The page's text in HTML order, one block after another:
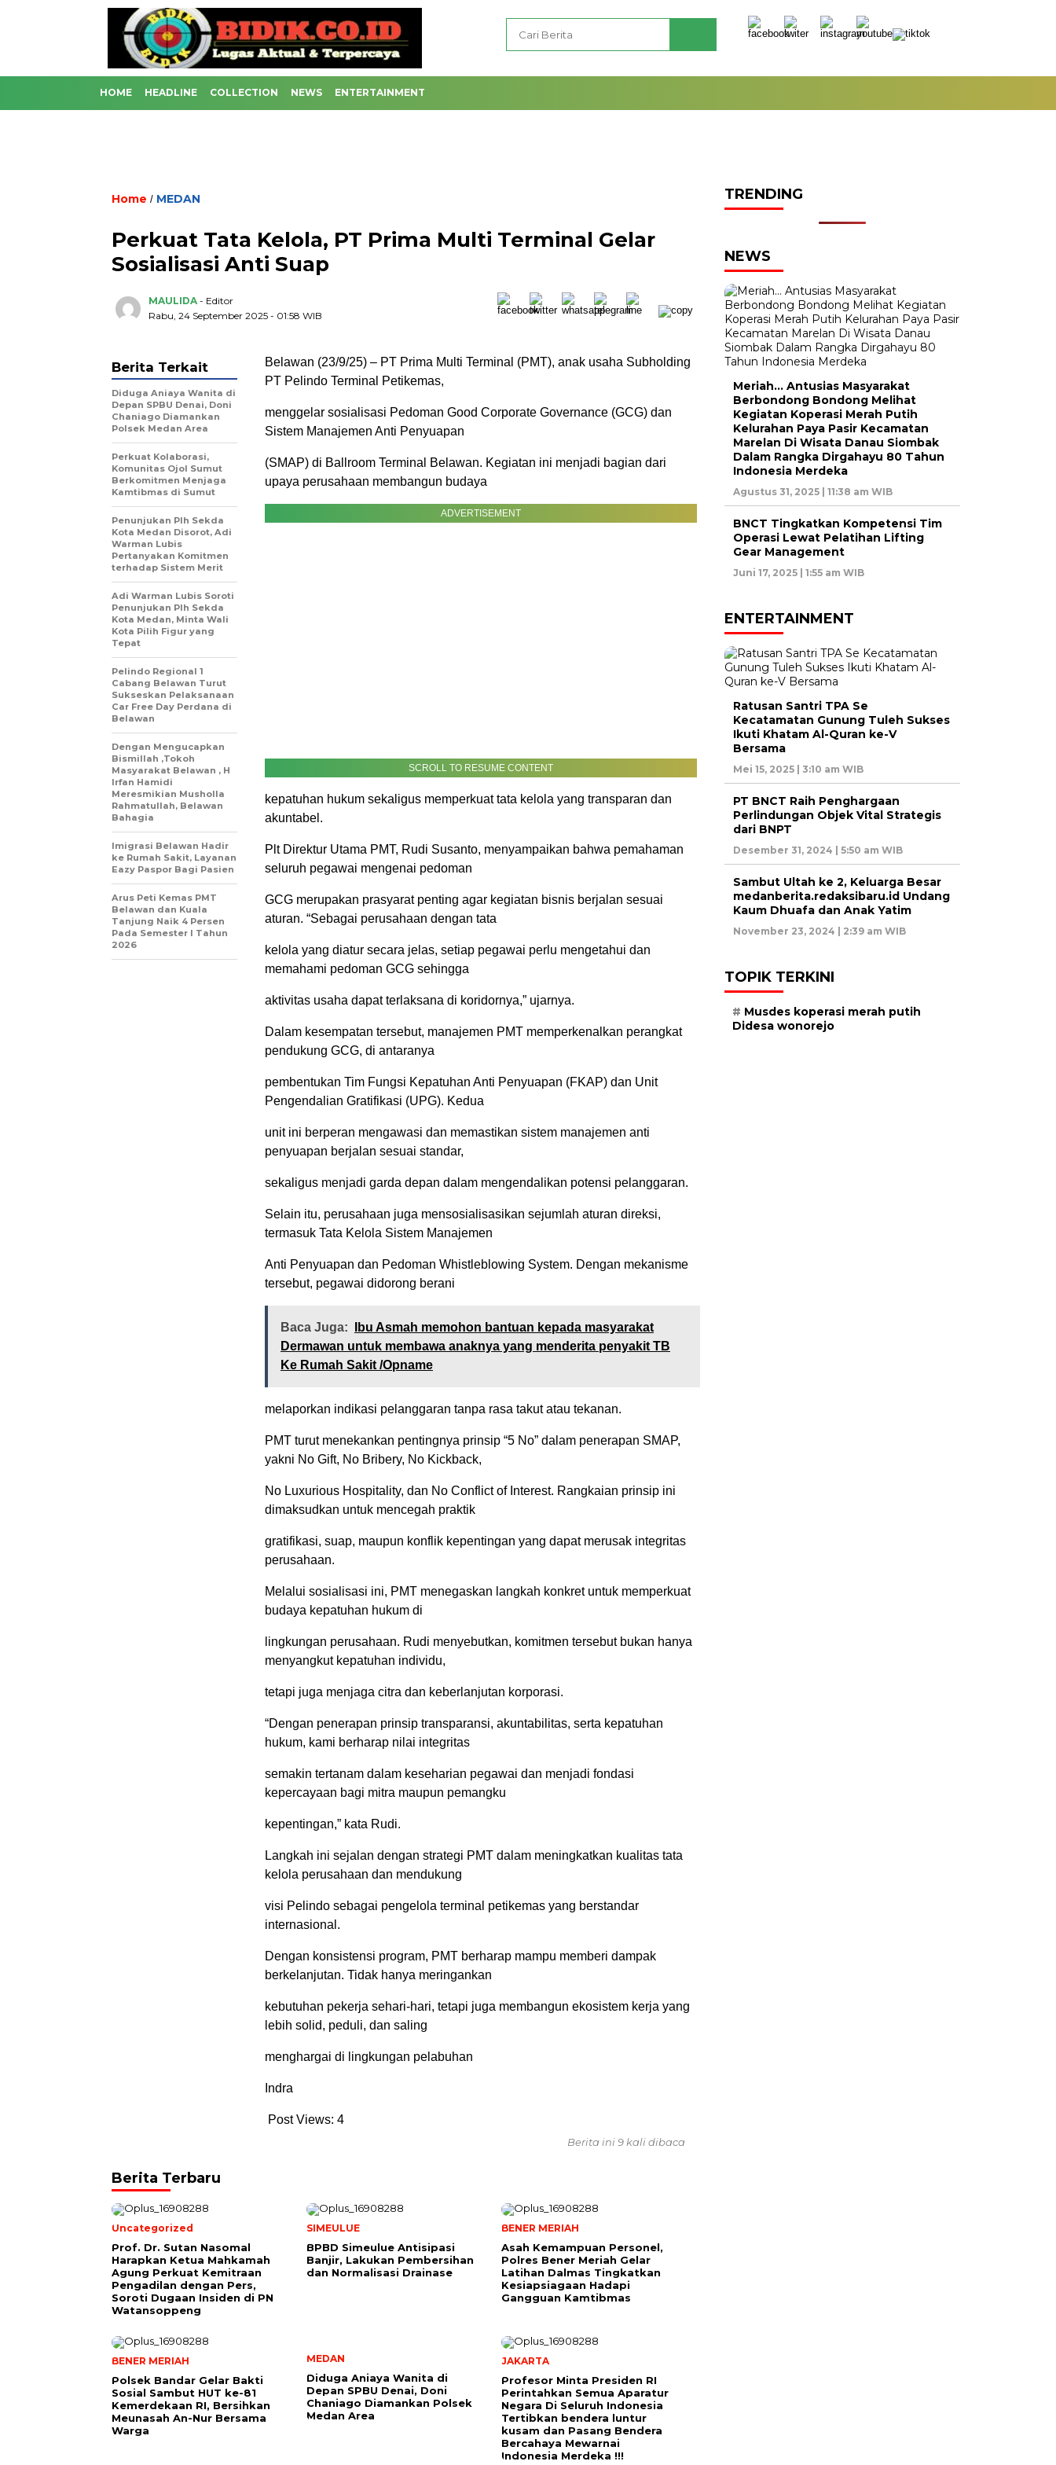
HOME HEADLINE COLLECTION NEWS ENTERTAINMENT
Home / MEDAN
Perkuat Tata Kelola, PT Prima Multi Terminal Gelar
Sosialisasi Anti Suap
MAULIDA - Editor
Rabu, 24 September 2025 - 01:58 WIB
Belawan (23/9/25) – PT Prima Multi Terminal (PMT), anak usaha Subholding
PT Pelindo Terminal Petikemas,
menggelar sosialisasi Pedoman Good Corporate Governance (GCG) dan
Sistem Manajemen Anti Penyuapan
(SMAP) di Ballroom Terminal Belawan. Kegiatan ini menjadi bagian dari
upaya perusahaan membangun budaya
ADVERTISEMENT
SCROLL TO RESUME CONTENT
kepatuhan hukum sekaligus memperkuat tata kelola yang transparan dan
akuntabel.
Plt Direktur Utama PMT, Rudi Susanto, menyampaikan bahwa pemahaman
seluruh pegawai mengenai pedoman
GCG merupakan prasyarat penting agar kegiatan bisnis berjalan sesuai
aturan. “Sebagai perusahaan dengan tata
kelola yang diatur secara jelas, setiap pegawai perlu mengetahui dan
memahami pedoman GCG sehingga
aktivitas usaha dapat terlaksana di koridornya,” ujarnya.
Dalam kesempatan tersebut, manajemen PMT memperkenalkan perangkat
pendukung GCG, di antaranya
pembentukan Tim Fungsi Kepatuhan Anti Penyuapan (FKAP) dan Unit
Pengendalian Gratifikasi (UPG). Kedua
unit ini berperan mengawasi dan memastikan sistem manajemen anti
penyuapan berjalan sesuai standar,
sekaligus menjadi garda depan dalam mengendalikan potensi pelanggaran.
Selain itu, perusahaan juga mensosialisasikan sejumlah aturan direksi,
termasuk Tata Kelola Sistem Manajemen
Anti Penyuapan dan Pedoman Whistleblowing System. Dengan mekanisme
tersebut, pegawai didorong berani
Baca Juga:
Ibu Asmah memohon bantuan kepada masyarakat
Dermawan untuk membawa anaknya yang menderita penyakit TB
Ke Rumah Sakit /Opname
melaporkan indikasi pelanggaran tanpa rasa takut atau tekanan.
PMT turut menekankan pentingnya prinsip “5 No” dalam penerapan SMAP,
yakni No Gift, No Bribery, No Kickback,
No Luxurious Hospitality, dan No Conflict of Interest. Rangkaian prinsip ini
dimaksudkan untuk mencegah praktik
gratifikasi, suap, maupun konflik kepentingan yang dapat merusak integritas
perusahaan.
Melalui sosialisasi ini, PMT menegaskan langkah konkret untuk memperkuat
budaya kepatuhan hukum di
lingkungan perusahaan. Rudi menyebutkan, komitmen tersebut bukan hanya
menyangkut kepatuhan individu,
tetapi juga menjaga citra dan keberlanjutan korporasi.
“Dengan penerapan prinsip transparansi, akuntabilitas, serta kepatuhan
hukum, kami berharap nilai integritas
semakin tertanam dalam keseharian pegawai dan menjadi fondasi
kepercayaan bagi mitra maupun pemangku
kepentingan,” kata Rudi.
Langkah ini sejalan dengan strategi PMT dalam meningkatkan kualitas tata
kelola perusahaan dan mendukung
visi Pelindo sebagai pengelola terminal petikemas yang berstandar
internasional.
Dengan konsistensi program, PMT berharap mampu memberi dampak
berkelanjutan. Tidak hanya meringankan
kebutuhan pekerja sehari-hari, tetapi juga membangun ekosistem kerja yang
lebih solid, peduli, dan saling
menghargai di lingkungan pelabuhan
Indra
Post Views: 4
Berita Terkait
Diduga Aniaya Wanita di
Depan SPBU Denai, Doni
Chaniago Diamankan
Polsek Medan Area
Perkuat Kolaborasi,
Komunitas Ojol Sumut
Berkomitmen Menjaga
Kamtibmas di Sumut
Penunjukan Plh Sekda
Kota Medan Disorot, Adi
Warman Lubis
Pertanyakan Komitmen
terhadap Sistem Merit
Adi Warman Lubis Soroti
Penunjukan Plh Sekda
Kota Medan, Minta Wali
Kota Pilih Figur yang
Tepat
Pelindo Regional 1
Cabang Belawan Turut
Sukseskan Pelaksanaan
Car Free Day Perdana di
Belawan
Dengan Mengucapkan
Bismillah ,Tokoh
Masyarakat Belawan , H
Irfan Hamidi
Meresmikian Musholla
Rahmatullah, Belawan
Bahagia
Imigrasi Belawan Hadir
ke Rumah Sakit, Layanan
Eazy Paspor Bagi Pasien
Arus Peti Kemas PMT
Belawan dan Kuala
Tanjung Naik 4 Persen
Pada Semester I Tahun
2026
Berita ini 9 kali dibaca
Berita Terbaru
Uncategorized
Prof. Dr. Sutan Nasomal
Harapkan Ketua Mahkamah
Agung Perkuat Kemitraan
Pengadilan dengan Pers,
Soroti Dugaan Insiden di PN
Watansoppeng
SIMEULUE
BPBD Simeulue Antisipasi
Banjir, Lakukan Pembersihan
dan Normalisasi Drainase
BENER MERIAH
Asah Kemampuan Personel,
Polres Bener Meriah Gelar
Latihan Dalmas Tingkatkan
Kesiapsiagaan Hadapi
Gangguan Kamtibmas
BENER MERIAH
Polsek Bandar Gelar Bakti
Sosial Sambut HUT ke-81
Kemerdekaan RI, Bersihkan
Meunasah An-Nur Bersama
Warga
MEDAN
Diduga Aniaya Wanita di
Depan SPBU Denai, Doni
Chaniago Diamankan Polsek
Medan Area
JAKARTA
Profesor Minta Presiden RI
Perintahkan Semua Aparatur
Negara Di Seluruh Indonesia
Tertibkan bendera luntur
kusam dan Pasang Bendera
Bercahaya Mewarnai
Indonesia Merdeka !!!
TRENDING
NEWS
Meriah… Antusias Masyarakat
Berbondong Bondong Melihat
Kegiatan Koperasi Merah Putih
Kelurahan Paya Pasir Kecamatan
Marelan Di Wisata Danau Siombak
Dalam Rangka Dirgahayu 80 Tahun
Indonesia Merdeka
Agustus 31, 2025 | 11:38 am WIB
BNCT Tingkatkan Kompetensi Tim
Operasi Lewat Pelatihan Lifting
Gear Management
Juni 17, 2025 | 1:55 am WIB
ENTERTAINMENT
Ratusan Santri TPA Se
Kecatamatan Gunung Tuleh Sukses
Ikuti Khatam Al-Quran ke-V
Bersama
Mei 15, 2025 | 3:10 am WIB
PT BNCT Raih Penghargaan
Perlindungan Objek Vital Strategis
dari BNPT
Desember 31, 2024 | 5:50 am WIB
Sambut Ultah ke 2, Keluarga Besar
medanberita.redaksibaru.id Undang
Kaum Dhuafa dan Anak Yatim
November 23, 2024 | 2:39 am WIB
TOPIK TERKINI
Musdes koperasi merah putih
Didesa wonorejo